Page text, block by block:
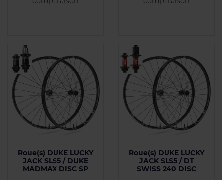
Roue(s) DUKE LUCKY
JACK SLS5 / DUKE
MADMAX DISC SP
Roue(s) DUKE LUCKY
JACK SLS5 / DT
SWISS 240 DISC